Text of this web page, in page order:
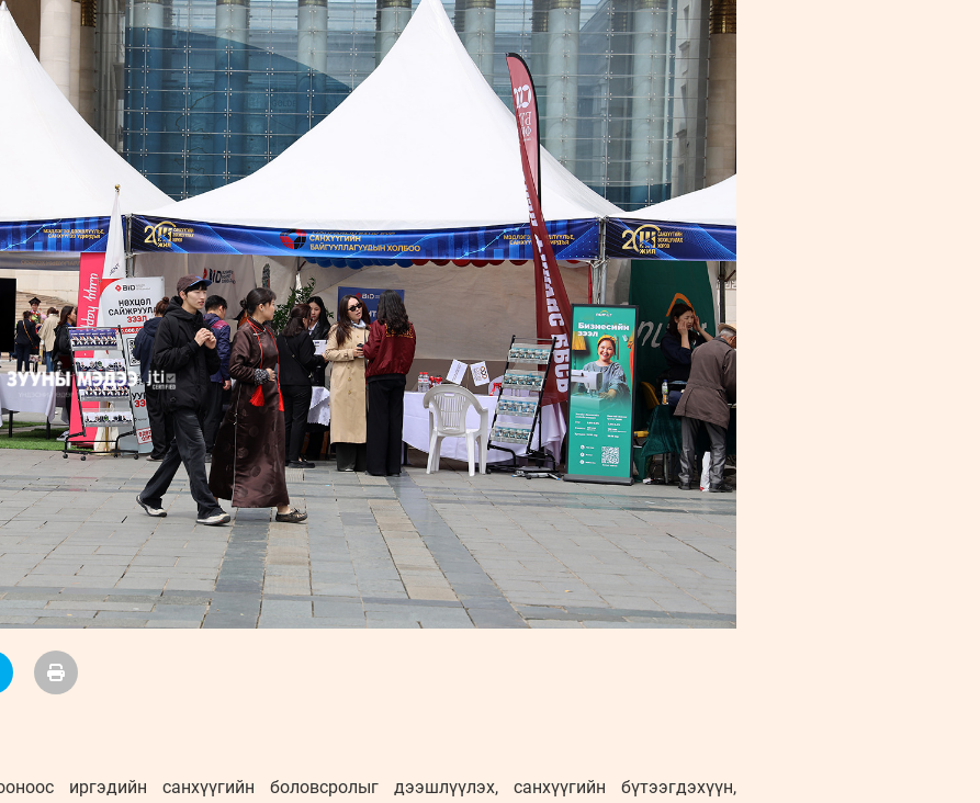
УРЛАГ
иргэдийн санхүүгийн боловсролыг дээшлүүлэх, санхүүгийн бүтээгдэхүүн,